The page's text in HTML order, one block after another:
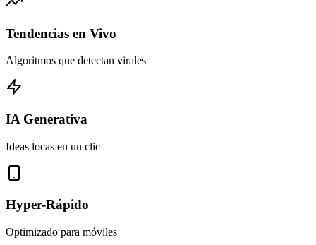
Tendencias en Vivo
Algoritmos que detectan virales
IA Generativa
Ideas locas en un clic
Hyper-Rápido
Optimizado para móviles